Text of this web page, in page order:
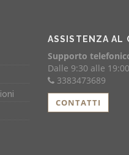
ASSISTENZA AL
Supporto
Dalle 9:30 alle 19:00
3383473689
CONTATTI